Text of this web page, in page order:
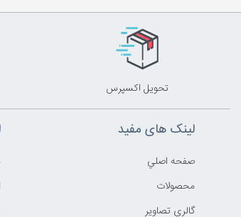
تحويل اکسپرس
لینک های مفید
صفحه اصلي
محصولات
گالري تصاوير